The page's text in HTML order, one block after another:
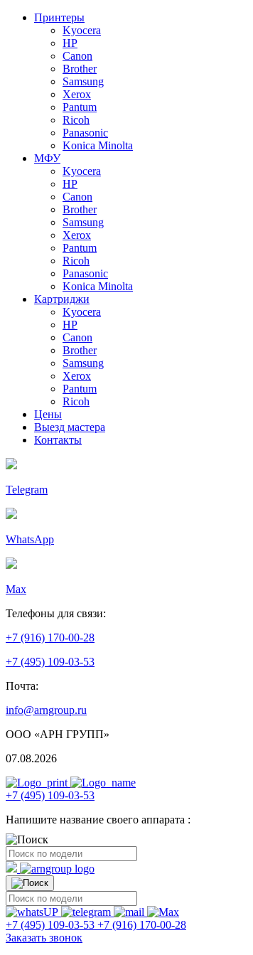
Принтеры
Kyocera
HP
Canon
Brother
Samsung
Xerox
Pantum
Ricoh
Panasonic
Konica Minolta
МФУ
Kyocera
HP
Canon
Brother
Samsung
Xerox
Pantum
Ricoh
Panasonic
Konica Minolta
Картриджи
Kyocera
HP
Canon
Brother
Samsung
Xerox
Pantum
Ricoh
Цены
Выезд мастера
Контакты
Telegram
WhatsApp
Max
Телефоны для связи:
+7 (916) 170-00-28
+7 (495) 109-03-53
Почта:
info@arngroup.ru
ООО «АРН ГРУПП»
07.08.2026
+7 (495) 109-03-53
Напишите название своего аппарата :
+7 (495) 109-03-53 +7 (916) 170-00-28
Заказать звонок